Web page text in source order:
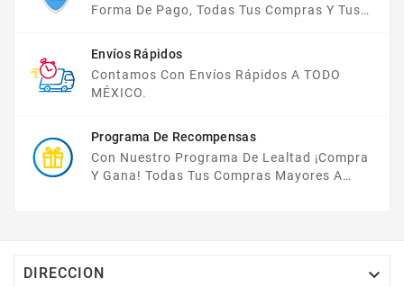
Forma De Pago, Todas Tus Compras Y Tus
Envíos Rápidos
Contamos Con Envíos Rápidos A TODO
MÉXICO.
Programa De Recompensas
Con Nuestro Programa De Lealtad ¡compra
Y Gana! Todas Tus Compras Mayores A
DIRECCION 